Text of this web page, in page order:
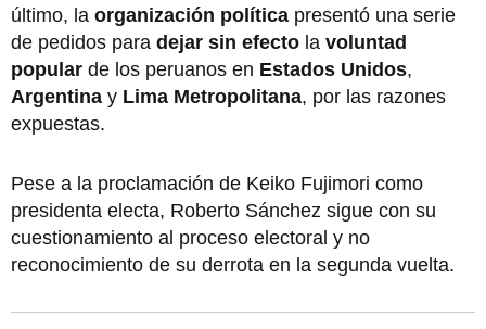
último, la organización política presentó una serie
de pedidos para dejar sin efecto la voluntad
popular de los peruanos en Estados Unidos,
Argentina y Lima Metropolitana, por las razones
expuestas.
Pese a la proclamación de Keiko Fujimori como
presidenta electa, Roberto Sánchez sigue con su
cuestionamiento al proceso electoral y no
reconocimiento de su derrota en la segunda vuelta.